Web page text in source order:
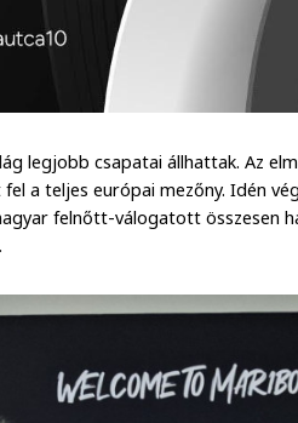
legjobb csapatai állhattak. Az
a teljes európai mezőny. Idén
felnőtt-válogatott összesen